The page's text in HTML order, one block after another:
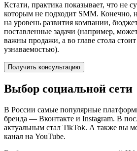
Кстати, практика показывает, что не
которым не подходит SMM. Конечно,
на уровень развития компании,
поставленные задачи (например,
важны продажи, а во главе стола стоит
узнаваемостью).
Получить консультацию
Выбор социальной сети
В России самые популярные
бренда — Вконтакте и Instagram. В
актуальным стал TikTok. А также вы
канал на YouTube.